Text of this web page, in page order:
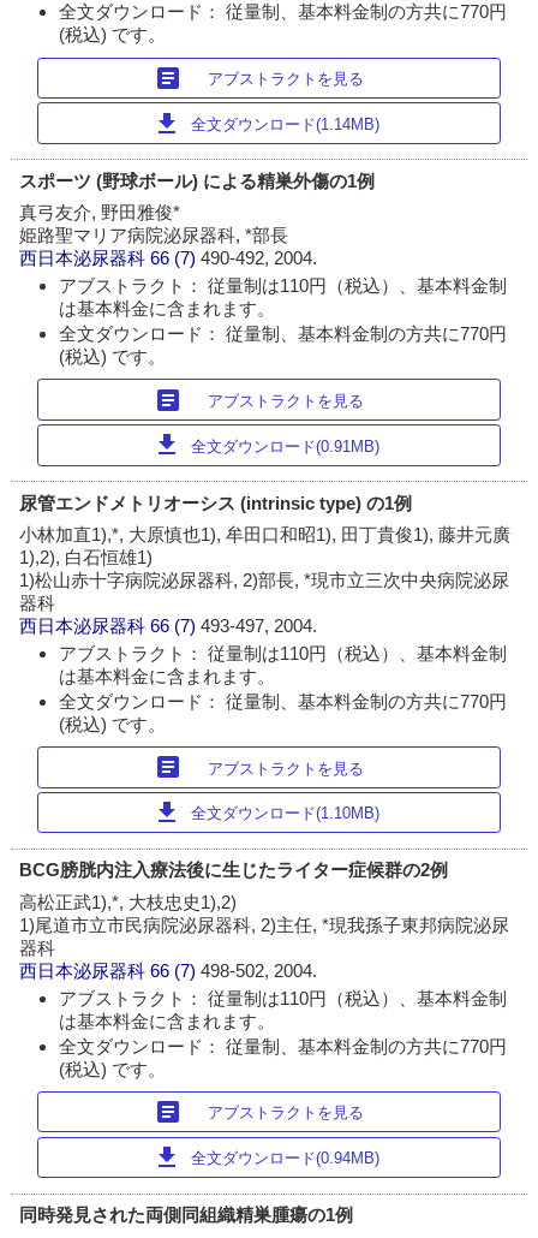
全文ダウンロード： 従量制、基本料金制の方共に770円
(税込) です。
article アブストラクトを見る
download 全文ダウンロード(1.14MB)
スポーツ (野球ボール) による精巣外傷の1例
真弓友介, 野田雅俊*
姫路聖マリア病院泌尿器科, *部長
西日本泌尿器科 66 (7)490-492, 2004.
アブストラクト： 従量制は110円（税込）、基本料金制
は基本料金に含まれます。
全文ダウンロード： 従量制、基本料金制の方共に770円
(税込) です。
article アブストラクトを見る
download 全文ダウンロード(0.91MB)
尿管エンドメトリオーシス (intrinsic type) の1例
小林加直1),*, 大原慎也1), 牟田口和昭1), 田丁貴俊1), 藤井元廣
1),2), 白石恒雄1)
1)松山赤十字病院泌尿器科, 2)部長, *現市立三次中央病院泌尿
器科
西日本泌尿器科 66 (7)493-497, 2004.
アブストラクト： 従量制は110円（税込）、基本料金制
は基本料金に含まれます。
全文ダウンロード： 従量制、基本料金制の方共に770円
(税込) です。
article アブストラクトを見る
download 全文ダウンロード(1.10MB)
BCG膀胱内注入療法後に生じたライター症候群の2例
高松正武1),*, 大枝忠史1),2)
1)尾道市立市民病院泌尿器科, 2)主任, *現我孫子東邦病院泌尿
器科
西日本泌尿器科 66 (7)498-502, 2004.
アブストラクト： 従量制は110円（税込）、基本料金制
は基本料金に含まれます。
全文ダウンロード： 従量制、基本料金制の方共に770円
(税込) です。
article アブストラクトを見る
download 全文ダウンロード(0.94MB)
同時発見された両側同組織精巣腫瘍の1例